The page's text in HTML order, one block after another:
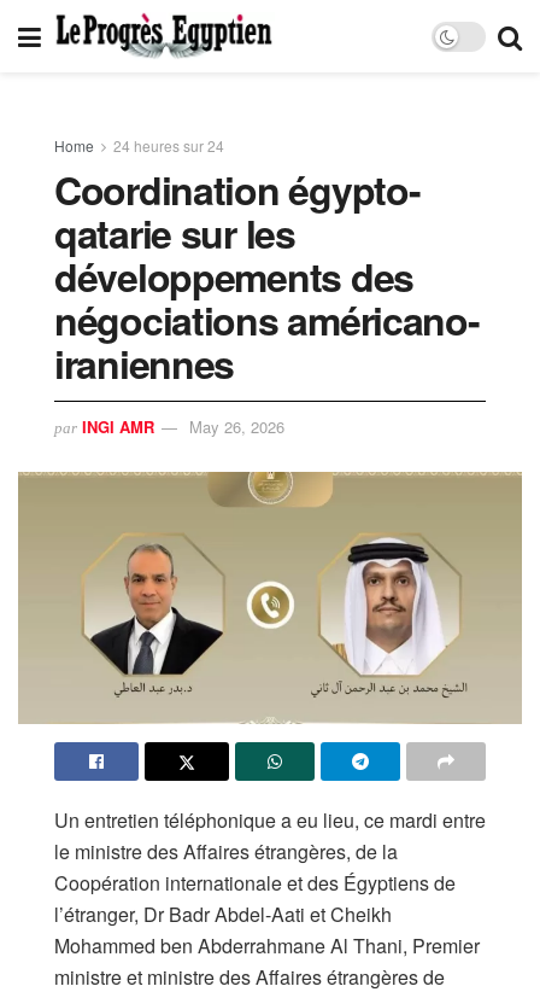
Home 24 heures sur 24
Coordination égypto-
qatarie sur les
développements des
négociations américano-
iraniennes
par INGI AMR May 26, 2026
Un entretien téléphonique a eu lieu, ce mardi entre
le ministre des Affaires étrangères, de la
Coopération internationale et des Égyptiens de
l’étranger, Dr Badr Abdel-Aati et Cheikh
Mohammed ben Abderrahmane Al Thani, Premier
ministre et ministre des Affaires étrangères de